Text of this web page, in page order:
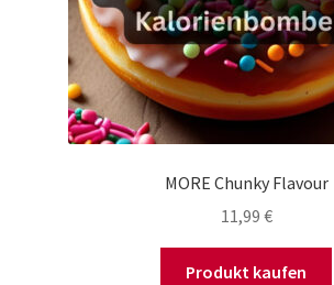
MORE Chunky Flavour
11,99 €
Produkt kaufen